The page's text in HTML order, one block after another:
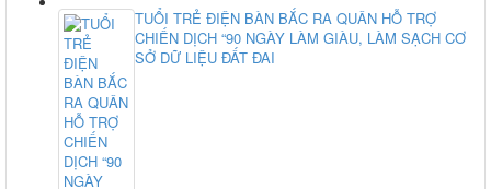
TUỔI TRẺ ĐIỆN BÀN BẮC RA QUÂN HỖ TRỢ
CHIẾN DỊCH “90 NGÀY LÀM GIÀU, LÀM SẠCH CƠ
SỞ DỮ LIỆU ĐẤT ĐAI